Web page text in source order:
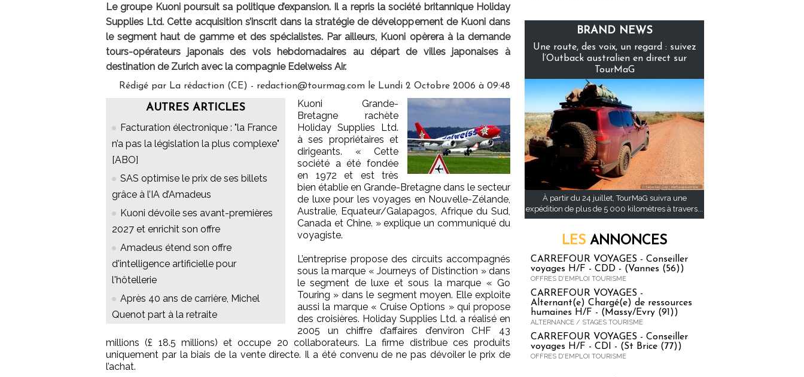
Le groupe Kuoni poursuit sa politique d’expansion. Il a repris la société britannique Holiday
Supplies Ltd. Cette acquisition s’inscrit dans la stratégie de développement de Kuoni dans
le segment haut de gamme et des spécialistes. Par ailleurs, Kuoni opèrera à la demande
tours-opérateurs japonais des vols hebdomadaires au départ de villes japonaises à
destination de Zurich avec la compagnie Edelweiss Air.
Rédigé par La rédaction (CE) - redaction@tourmag.com le Lundi 2 Octobre 2006 à 09:48
AUTRES ARTICLES
Facturation électronique : "la France
n’a pas la législation la plus complexe"
[ABO]
SAS optimise le prix de ses billets
grâce à l’IA d’Amadeus
Kuoni dévoile ses avant-premières
2027 et enrichit son offre
Amadeus étend son offre
d'intelligence artificielle pour
l'hôtellerie
Après 40 ans de carrière, Michel
Quenot part à la retraite
Kuoni Grande-
Bretagne rachète
Holiday Supplies Ltd.
à ses propriétaires et
dirigeants. « Cette
société a été fondée
en 1972 et est très
bien établie en Grande-Bretagne dans le secteur
de luxe pour les voyages en Nouvelle-Zélande,
Australie, Equateur/Galapagos, Afrique du Sud,
Canada et Chine. » explique un communiqué du
voyagiste.
L’entreprise propose des circuits accompagnés
sous la marque « Journeys of Distinction » dans
le segment de luxe et sous la marque « Go
Touring » dans le segment moyen. Elle exploite
aussi la marque « Cruise Options » qui propose
des croisières. Holiday Supplies Ltd. a réalisé en
2005 un chiffre d’affaires d’environ CHF 43
millions (£ 18.5 millions) et occupe 20 collaborateurs. La firme distribue ces produits
uniquement par la biais de la vente directe. Il a été convenu de ne pas dévoiler le prix de
l’achat.
BRAND NEWS
Une route, des voix, un regard : suivez
l’Outback australien en direct sur
TourMaG
À partir du 24 juillet, TourMaG suivra une
expédition de plus de 5 000 kilomètres à travers...
LES ANNONCES
CARREFOUR VOYAGES - Conseiller
voyages H/F - CDD - (Vannes (56))
OFFRES D'EMPLOI TOURISME
CARREFOUR VOYAGES -
Alternant(e) Chargé(e) de ressources
humaines H/F - (Massy/Evry (91))
ALTERNANCE / STAGES TOURISME
CARREFOUR VOYAGES - Conseiller
voyages H/F - CDI - (St Brice (77))
OFFRES D'EMPLOI TOURISME